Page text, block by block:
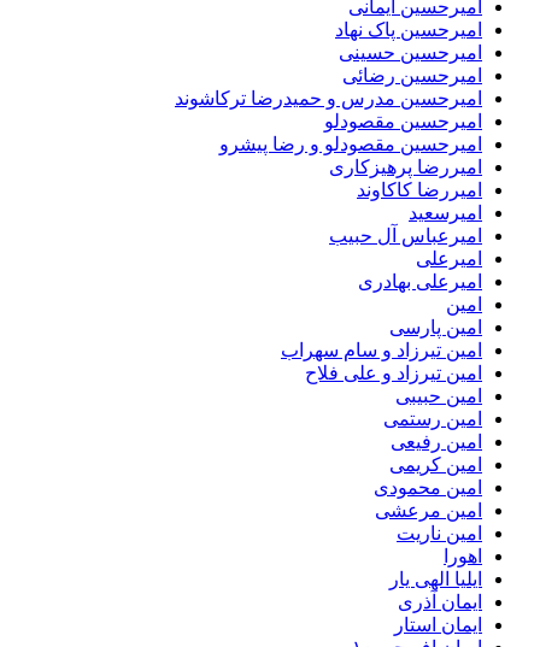
امیرحسین ایمانی
امیرحسین پاک نهاد
امیرحسین حسینی
امیرحسین رضائی
امیرحسین مدرس و حمیدرضا ترکاشوند
امیرحسین مقصودلو
امیرحسین مقصودلو و رضا پیشرو
امیررضا پرهیزکاری
امیررضا کاکاوند
امیرسعید
امیرعباس آل حبیب
امیرعلی
امیرعلی بهادری
امین
امین پارسی
امین تیرزاد و سام سهراب
امین تیرزاد و علی فلاح
امین حبیبی
امین رستمی
امین رفیعی
امین کریمی
امین محمودی
امین مرعشی
امین ناریت
اهورا
ایلیا الهی یار
ایمان آذری
ایمان استار